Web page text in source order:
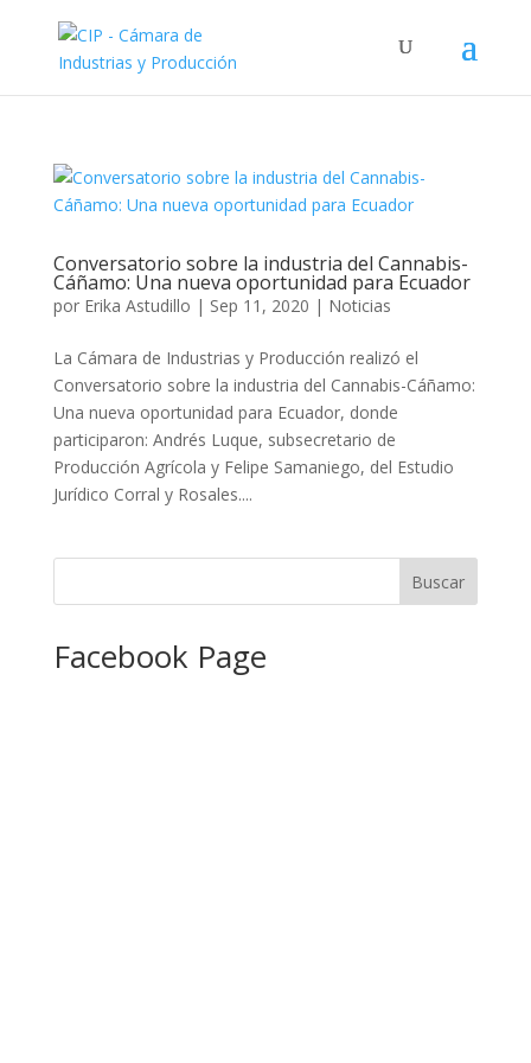
Conversatorio sobre la industria del Cannabis-
Cáñamo: Una nueva oportunidad para Ecuador
por Erika Astudillo | Sep 11, 2020 | Noticias
La Cámara de Industrias y Producción realizó el
Conversatorio sobre la industria del Cannabis-Cáñamo:
Una nueva oportunidad para Ecuador, donde
participaron: Andrés Luque, subsecretario de
Producción Agrícola y Felipe Samaniego, del Estudio
Jurídico Corral y Rosales....
Facebook Page